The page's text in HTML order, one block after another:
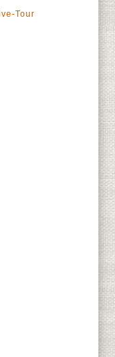
Tour